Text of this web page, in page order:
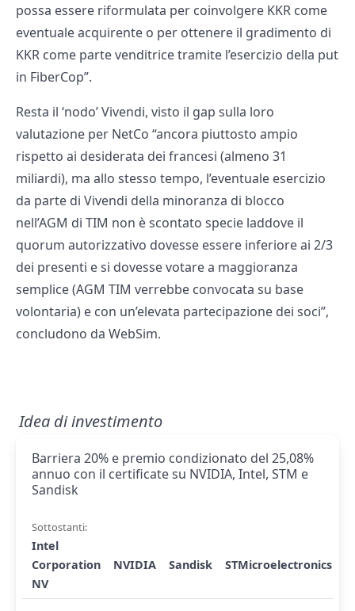
possa essere riformulata per coinvolgere KKR come
eventuale acquirente o per ottenere il gradimento di
KKR come parte venditrice tramite l’esercizio della put
in FiberCop”.
Resta il ‘nodo’ Vivendi, visto il gap sulla loro
valutazione per NetCo “ancora piuttosto ampio
rispetto ai desiderata dei francesi (almeno 31
miliardi), ma allo stesso tempo, l’eventuale esercizio
da parte di Vivendi della minoranza di blocco
nell’AGM di TIM non è scontato specie laddove il
quorum autorizzativo dovesse essere inferiore ai 2/3
dei presenti e si dovesse votare a maggioranza
semplice (AGM TIM verrebbe convocata su base
volontaria) e con un’elevata partecipazione dei soci”,
concludono da WebSim.
Idea di investimento
Barriera 20% e premio condizionato del 25,08%
annuo con il certificate su NVIDIA, Intel, STM e
Sandisk
Sottostanti:
Intel
Corporation
NVIDIA Sandisk
STMicroelectronics
NV